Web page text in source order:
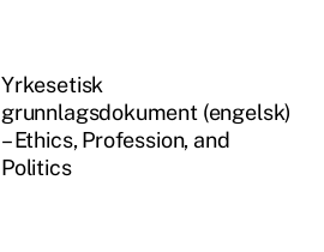
Yrkesetisk
grunnlagsdokument (engelsk)
– Ethics, Profession, and
Politics